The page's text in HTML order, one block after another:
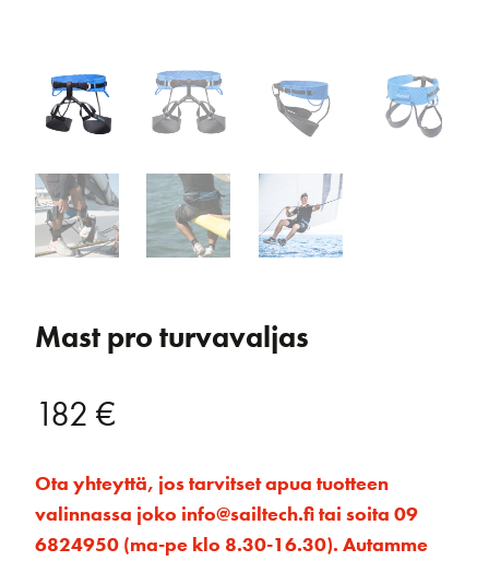
Mast pro turvavaljas
182 €
Ota yhteyttä, jos tarvitset apua tuotteen
valinnassa joko info@sailtech.fi tai soita 09
6824950 (ma-pe klo 8.30-16.30). Autamme